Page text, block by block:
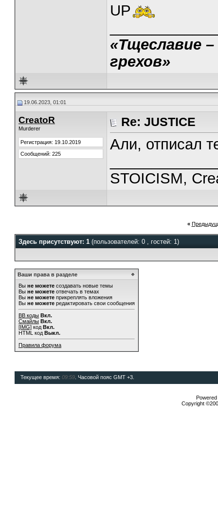
UP
«Тщеславие
грехов»
19.06.2023, 01:01
CreatoR
Murderer
Регистрация: 19.10.2019
Сообщений: 225
Re: JUSTICE
Али, отписал
STOICISM,
«
Здесь присутствуют: 1 (пользователей: 0 , гостей: 1)
Ваши права в разделе
Вы не можете создавать новые темы
Вы не можете отвечать в темах
Вы не можете прикреплять вложения
Вы не можете редактировать свои сообщения
BB коды Вкл.
Смайлы Вкл.
[IMG] код Вкл.
HTML код Выкл.
Правила форума
Текущее время: 09:59 . Часовой пояс GMT +3.
Copyright